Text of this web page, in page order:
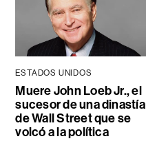
ESTADOS UNIDOS
Muere John Loeb Jr., el
sucesor de una dinastía
de Wall Street que se
volcó a la política